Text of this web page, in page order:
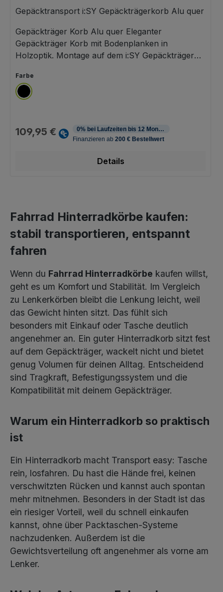
Gepäcktransport i:SY Gepäckträgerkorb Alu quer
Gepäckträger Korb Alu quer Eleganter
Gepäckträger Korb mit Bodenplanken in
Holzoptik. Montage auf dem i:SY Gepäckträger
Adapters (inkl.), im Handumdrehen abnehmbar
und sogar abschließbar.
Farbe
schwarz
109,95 €
Details
Fahrrad Hinterradkörbe kaufen:
stabil transportieren, entspannt
fahren
Wenn du Fahrrad Hinterradkörbe kaufen willst,
geht es um Komfort und Stabilität. Im Vergleich
zu Lenkerkörben bleibt die Lenkung leicht, weil
das Gewicht hinten sitzt. Das fühlt sich
besonders mit Einkauf oder Tasche deutlich
angenehmer an. Ein guter Hinterradkorb sitzt fest
auf dem Gepäckträger, wackelt nicht und bietet
genug Volumen für deinen Alltag. Entscheidend
sind Tragkraft, Befestigungssystem und die
Kompatibilität mit deinem Gepäckträger.
Warum ein Hinterradkorb so praktisch
ist
Ein Hinterradkorb macht Transport easy: Tasche
rein, losfahren. Du hast die Hände frei, keinen
verschwitzten Rücken und kannst auch spontan
mehr mitnehmen. Besonders in der Stadt ist das
ein riesiger Vorteil, weil du schnell einkaufen
kannst, ohne über Packtaschen-Systeme
nachzudenken. Außerdem ist die
Gewichtsverteilung oft angenehmer als vorne am
Lenker.